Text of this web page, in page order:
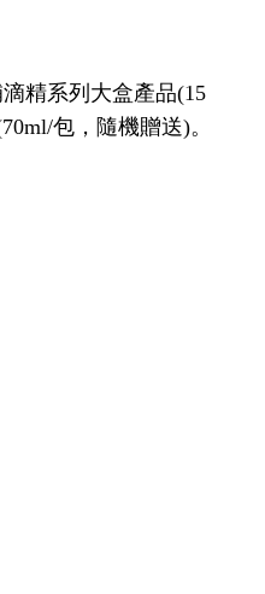
精系列大盒產品(15
包，隨機贈送)。